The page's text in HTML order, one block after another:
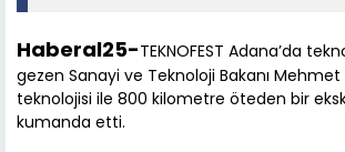
Haberal25-TEKNOFEST Adana’da
gezen Sanayi ve Teknoloji Bakanı Mehmet
teknolojisi ile 800 kilometre öteden bir
kumanda etti.